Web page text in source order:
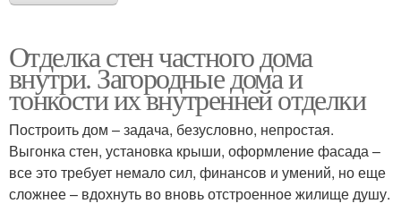
Отделка стен частного дома
внутри. Загородные дома и
тонкости их внутренней отделки
Построить дом – задача, безусловно, непростая.
Выгонка стен, установка крыши, оформление фасада –
все это требует немало сил, финансов и умений, но еще
сложнее – вдохнуть во вновь отстроенное жилище душу.